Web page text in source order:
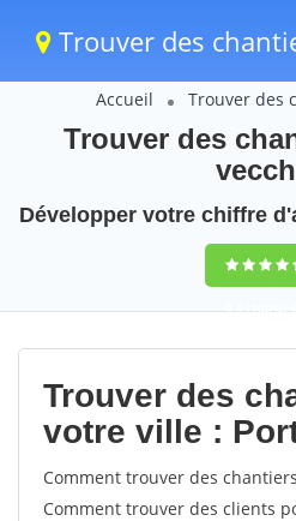
Trouver des
Accueil Trouver des
Trouver des
Développer votre chiffre
9,5(100%)
votes
Trouver des
votre ville :
Comment trouver des
Comment trouver des clients